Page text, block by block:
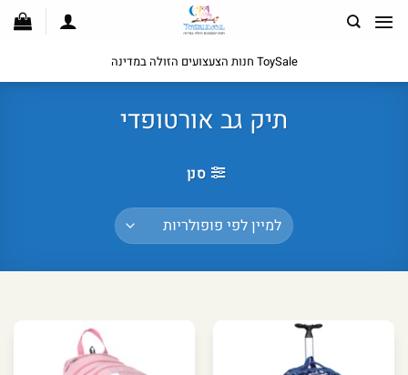
לתוכן
ToySale חנות הצעצועים הזולה במדינה
תיק גב אורטופדי
סנן